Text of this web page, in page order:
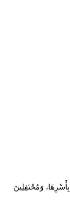
وَمُحْتَفِلِينَ